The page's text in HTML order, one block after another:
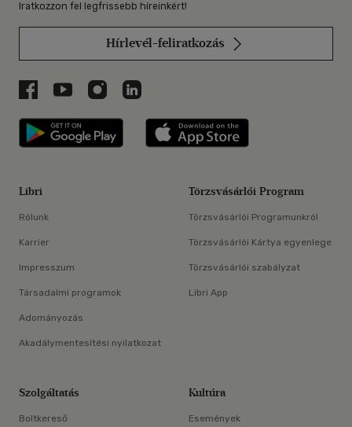
Iratkozzon fel legfrissebb híreinkért!
Hírlevél-feliratkozás
Libri a Facebookon
Libri a Youtube-on
Libri az Instagramon
Libri a LinkedInen
Libri applikáció Szerezd meg: Google
Libri
Rólunk
Karrier
Impresszum
Társadalmi programok
Adományozás
Akadálymentesítési nyilatkozat
Törzsvásárlói Program
Törzsvásárlói Programunkról
Törzsvásárlói Kártya egyenlege
Törzsvásárlói szabályzat
Libri App
Szolgáltatás
Boltkereső
Kultúra
Események